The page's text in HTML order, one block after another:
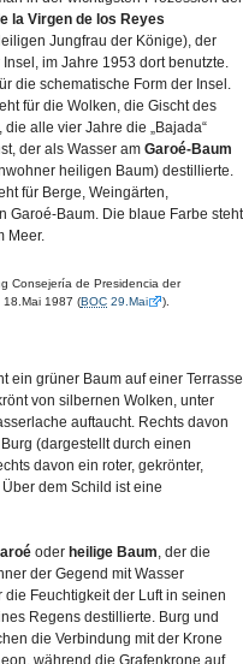
la Virgen de los Reyes
Jungfrau der Könige), der
im Jahre 1953 dort benutzte.
die schematische Form der Insel.
für die Wolken, die Gischt des
die alle vier Jahre die „Bajada“
der als Wasser am Garoé-Baum
heiligen Baum) destillierte.
für Berge, Weingärten,
Garoé-Baum. Die blaue Farbe steht
Meer.
Consejería de Presidencia der
18.Mai 1987 (BOC 29.Mai ).
ein grüner Baum auf einer Terrasse
von silbernen Wolken, unter
auftaucht. Rechts davon
(dargestellt durch einen
davon ein roter, gekrönter,
dem Schild ist eine
oder heilige Baum, der die
der Gegend mit Wasser
die Feuchtigkeit der Luft in seinen
Regens destillierte. Burg und
die Verbindung mit der Krone
während die Grafenkrone auf